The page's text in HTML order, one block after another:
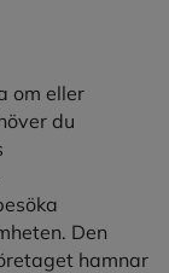
om eller
du
Den
hamnar